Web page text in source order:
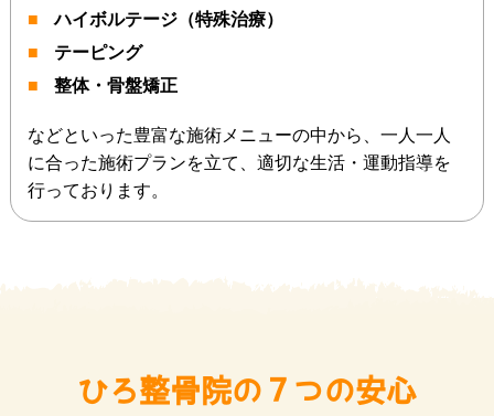
ハイボルテージ（特殊治療）
テーピング
整体・骨盤矯正
などといった豊富な施術メニューの中から、一人一人
に合った施術プランを立て、適切な生活・運動指導を
行っております。
ひろ整骨院の７つの安心